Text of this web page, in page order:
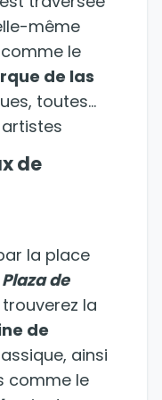
même
le
de las
toutes
de
la place
Plaza de
trouverez la
de
ainsi
comme le